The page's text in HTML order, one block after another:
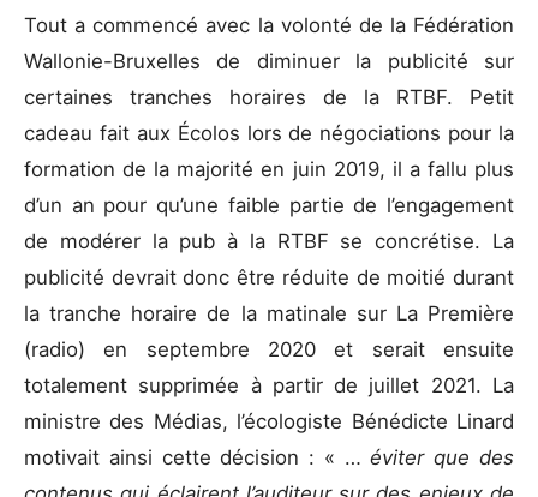
Tout a commencé avec la volonté de la Fédération
Wallonie-Bruxelles de diminuer la publicité sur
certaines tranches horaires de la RTBF. Petit
cadeau fait aux Écolos lors de négociations pour la
formation de la majorité en juin 2019, il a fallu plus
d’un an pour qu’une faible partie de l’engagement
de modérer la pub à la RTBF se concrétise. La
publicité devrait donc être réduite de moitié durant
la tranche horaire de la matinale sur La Première
(radio) en septembre 2020 et serait ensuite
totalement supprimée à partir de juillet 2021. La
ministre des Médias, l’écologiste Bénédicte Linard
motivait ainsi cette décision : « …éviter que des